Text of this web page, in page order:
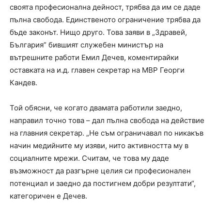
своята професионална дейност, трябва да им се даде
пълна свобода. Единственото ограничение трябва да
бъде законът. Нищо друго. Това заяви в „Здравей,
България” бившият служебен министър на
вътрешните работи Емил Дечев, коментирайки
оставката на и.д. главен секретар на МВР Георги
Кандев.
Той обясни, че когато двамата работили заедно,
направил точно това – дал пълна свобода на действие
на главния секретар. „Не съм ограничавал по никакъв
начин медийните му изяви, нито активността му в
социалните мрежи. Считам, че това му даде
възможност да разгърне целия си професионален
потенциал и заедно да постигнем добри резултати“,
категоричен е Дечев.